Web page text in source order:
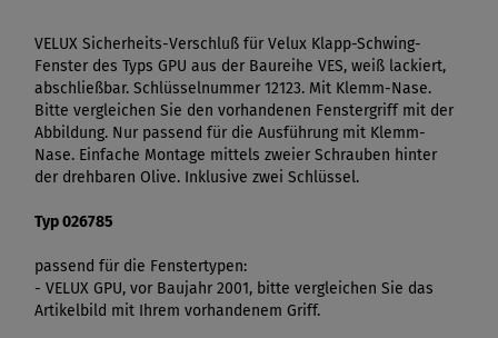
VELUX Sicherheits-Verschluß für Velux Klapp-Schwing-
Fenster des Typs GPU aus der Baureihe VES, weiß lackiert,
abschließbar. Schlüsselnummer 12123. Mit Klemm-Nase.
Bitte vergleichen Sie den vorhandenen Fenstergriff mit der
Abbildung. Nur passend für die Ausführung mit Klemm-
Nase. Einfache Montage mittels zweier Schrauben hinter
der drehbaren Olive. Inklusive zwei Schlüssel.
Typ 026785
passend für die Fenstertypen:
- VELUX GPU, vor Baujahr 2001, bitte vergleichen Sie das
Artikelbild mit Ihrem vorhandenem Griff.